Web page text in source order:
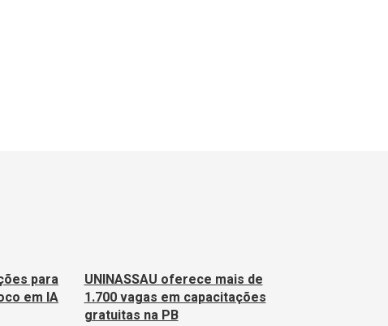
para
em IA
UNINASSAU oferece mais de
1.700 vagas em capacitações
gratuitas na PB